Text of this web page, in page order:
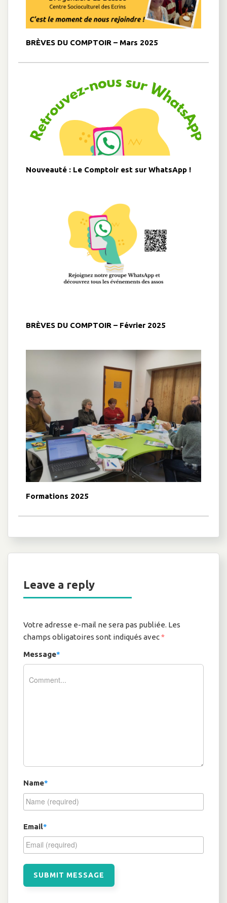
BRÈVES DU COMPTOIR – Mars 2025
Nouveauté : Le Comptoir est sur WhatsApp !
BRÈVES DU COMPTOIR – Février 2025
Formations 2025
Leave a reply
Votre adresse e-mail ne sera pas publiée. Les
champs obligatoires sont indiqués avec*
Message*
Name*
Email*